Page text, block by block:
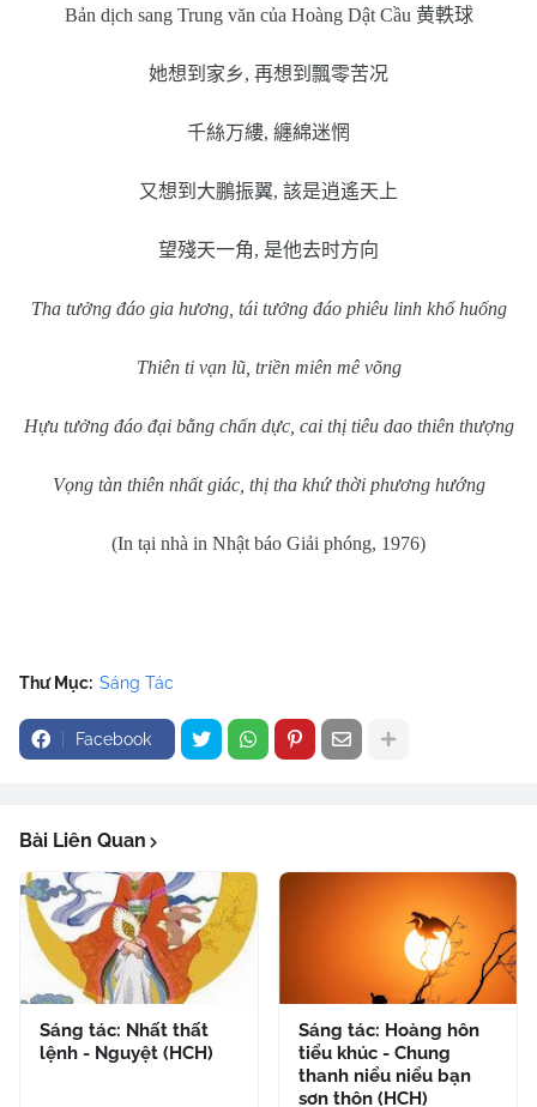
Bản dịch sang Trung văn của Hoàng Dật Cầu 黄軼球
她想到家乡, 再想到飄零苦况
千絲万縷, 纏綿迷惘
又想到大鵬振翼, 該是逍遙天上
望殘天一角, 是他去时方向
Tha tưởng đáo gia hương, tái tưởng đáo phiêu linh khổ huống
Thiên ti vạn lũ, triền miên mê võng
Hựu tưởng đáo đại bằng chấn dực, cai thị tiêu dao thiên thượng
Vọng tàn thiên nhất giác, thị tha khứ thời phương hướng
(In tại nhà in Nhật báo Giải phóng, 1976)
Thư Mục: Sáng Tác
Facebook
Bài Liên Quan
Sáng tác: Nhất thất
lệnh - Nguyệt (HCH)
Sáng tác: Hoàng hôn
tiểu khúc - Chung
thanh niểu niểu bạn
sơn thôn (HCH)